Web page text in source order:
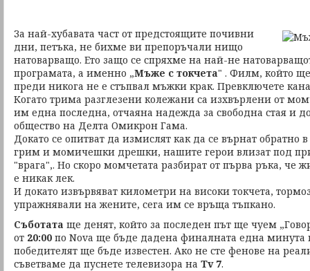
За най-хубавата част от предстоящите почивни
дни, петъка, не бихме ви препоръчали нищо
натоварващо. Ето защо се спряхме на най-не
програмата, а именно „Мъже с токчета" . Филм, който
преди никога не е стъпвал мъжки крак. Превключете
Когато трима разглезени колежани са изхвърлени от
им една последна, отчаяна надежда за свободна стая и
общество на Делта Омикрон Гама.
Докато се опитват да измислят как да се върнат обратно в
грим и момичешки дрешки, нашите герои влизат под
"врага",. Но скоро момчетата разбират от първа ръка, че
е никак лек.
И докато извървяват километри на високи токчета,
упражнявали на жените, сега им се връща тъпкано.
Съботата ще денят, който за последен път ще чуем
от 20:00 по Nova ще бъде дадена финалната една минута
победителят ще бъде известен. Ако не сте фенове на
съветваме да пуснете телевизора на Tv 7.